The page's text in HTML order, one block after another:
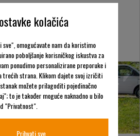
za
kolačića
sve", omogućavate nam da koristimo
poboljšanje korisničkog iskustva za
ponudimo personalizirane preporuke i
trećih strana. Klikom dajete svoj izričiti
možete prilagoditi pojedinačno
to je također moguće naknadno u bilo
"Privatnost".
Prihvati sve